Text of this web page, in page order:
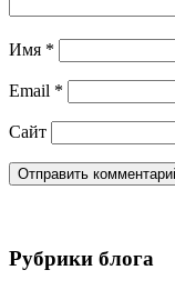
Имя *
Email *
Сайт
Рубрики блога